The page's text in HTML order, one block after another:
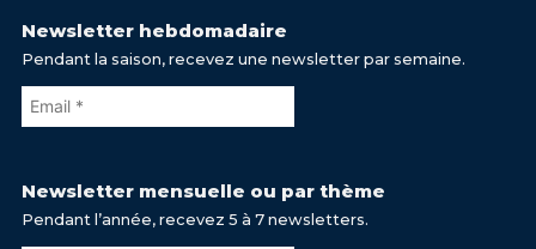
Newsletter hebdomadaire
Pendant la saison, recevez une newsletter par semaine.
Newsletter mensuelle ou par thème
Pendant l’année, recevez 5 à 7 newsletters.